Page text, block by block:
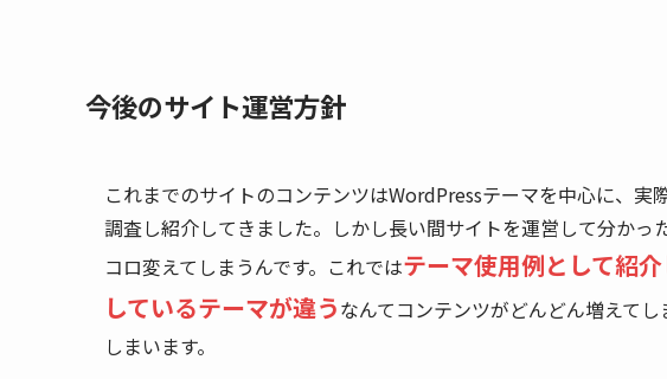
今後のサイト運営方針
これまでのサイトのコンテンツはWordPressテーマを中心に、
調査し紹介してきました。しかし長い間サイトを運営して分か
コロ変えてしまうんです。これではテーマ使用例として紹
しているテーマが違うなんてコンテンツがどんどん増えて
しまいます。